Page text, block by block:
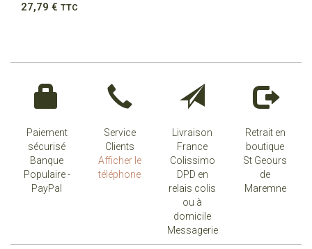
27,79 € TTC
Paiement
sécurisé
Banque
Populaire -
PayPal
Service
Clients
Afficher le
téléphone
Livraison
France
Colissimo
DPD en
relais colis
ou à
domicile
Messagerie
Retrait en
boutique
St Geours
de
Maremne